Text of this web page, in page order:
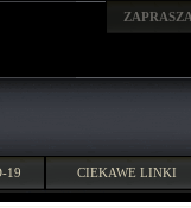
19 CIEKAWE LINKI